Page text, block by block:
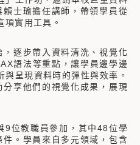
士瑜擔任講師，帶領學員從
實用工具。
逐步帶入資料清洗、視覺化
語法等重點，讓學員邊學邊
呈現資料時的彈性與效率。
享他們的視覺化成果，展現
教職員參加，其中48位學
。學員來自多元領域，包含